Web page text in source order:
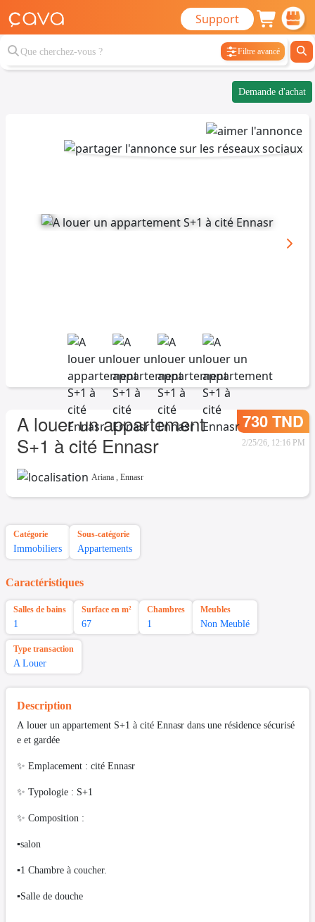
Support
Filtre avancé
Demande d'achat
A louer un appartement
S+1 à cité Ennasr
730 TND
2/25/26, 12:16 PM
Ariana , Ennasr
Catégorie
Immobiliers
Sous-catégorie
Appartements
Caractéristiques
Salles de bains
1
Surface en m²
67
Chambres
1
Meubles
Non Meublé
Type transaction
A Louer
Description
A louer un appartement S+1 à cité Ennasr dans une résidence sécurisé
e et gardée
✨️ Emplacement : cité Ennasr
✨️ Typologie : S+1
✨️ Composition :
▪️salon
▪️1 Chambre à coucher.
▪️Salle de douche